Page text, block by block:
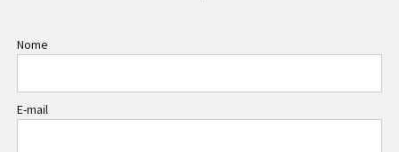
Nome
E-mail